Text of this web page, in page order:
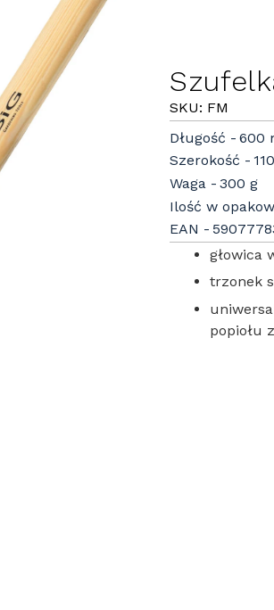
SKU: FM
Długość
600
Szerokość
Waga
300 g
Ilość w
EAN
głowica
trzonek
popiołu